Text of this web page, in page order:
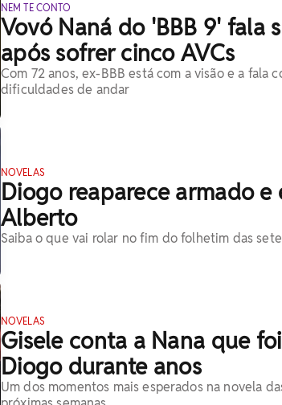
NEM TE CONTO
Vovó Naná do 'BBB 9' fala
após sofrer cinco AVCs
Com 72 anos, ex-BBB está com a visão e a fala
dificuldades de andar
NOVELAS
Diogo reaparece armado e
Alberto
Saiba o que vai rolar no fim do folhetim das sete
NOVELAS
Gisele conta a Nana que
Diogo durante anos
Um dos momentos mais esperados na novela